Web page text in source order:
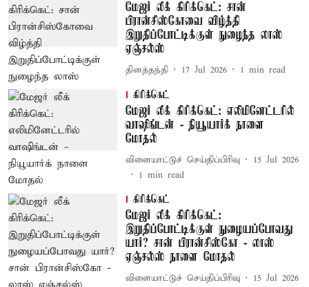
மேஜர் லீக் கிரிக்கெட்: சான்
பிரான்சிஸ்கோவை விழ்த்தி
இறுதிப்போட்டிக்குள் நுழைந்த லாஸ்
ஏஞ்சல்ஸ்
தினத்தந்தி 17 Jul 2026 1 min read
கிரிக்கெட்
மேஜர் லீக் கிரிக்கெட்: எலிமினேட்டரில்
வாஷிங்டன் - நியூயார்க் நாளை
மோதல்
விளையாட்டுச் செய்திப்பிரிவு
15 Jul 2026
1 min read
கிரிக்கெட்
மேஜர் லீக் கிரிக்கெட்:
இறுதிப்போட்டிக்குள் நுழையப்போவது
யார்? சான் பிரான்சிஸ்கோ - லாஸ்
ஏஞ்சல்ஸ் நாளை மோதல்
விளையாட்டுச் செய்திப்பிரிவு
15 Jul 2026